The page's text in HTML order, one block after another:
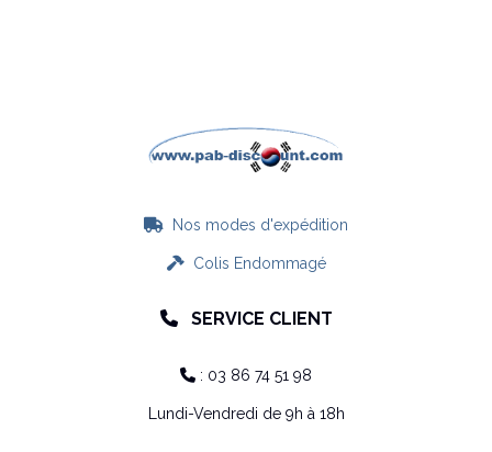
 Nos modes d'expédition
Colis Endommagé
 SERVICE CLIENT
 : 03 86 74 51 98
Lundi-Vendredi de 9h à 18h